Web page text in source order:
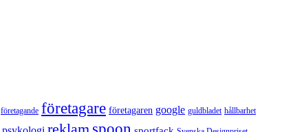
företagande företagare företagaren google guldbladet hållbarhet